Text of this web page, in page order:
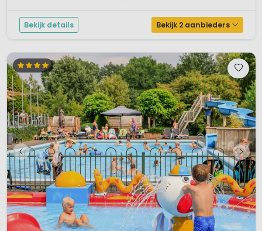
Bekijk details Bekijk 2 aanbieders